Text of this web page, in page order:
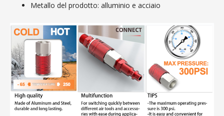
Metallo del prodotto: alluminio e acciaio